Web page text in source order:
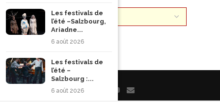
Les festivals de
l’été –Salzbourg,
Ariadne...
6 août 2026
Les festivals de
l’été –
Salzbourg :...
6 août 2026